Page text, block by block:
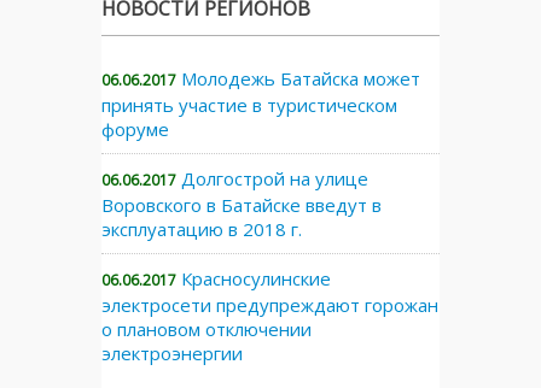
НОВОСТИ РЕГИОНОВ
06.06.2017 Молодежь Батайска может
принять участие в туристическом
форуме
06.06.2017 Долгострой на улице
Воровского в Батайске введут в
эксплуатацию в 2018 г.
06.06.2017 Красносулинские
электросети предупреждают горожан
о плановом отключении
электроэнергии